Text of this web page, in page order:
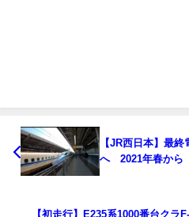
【JR西日本】最
へ 2021年春から
【初走行】E235系1000番台クラ